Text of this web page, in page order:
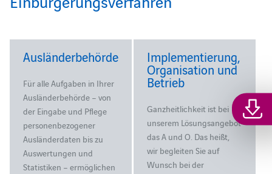
Ausländerbehörde
Für alle Aufgaben in Ihrer
Ausländerbehörde – von
der Eingabe und Pflege
personenbezogener
Ausländerdaten bis zu
Auswertungen und
Statistiken – ermöglichen
Implementierung,
Organisation und
Betrieb
Ganzheitlichkeit ist bei
unserem Lösungsangebot
das A und O. Das heißt,
wir begleiten Sie auf
Wunsch bei der